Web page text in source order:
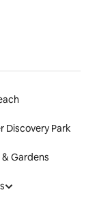
Discovery Park
Gardens